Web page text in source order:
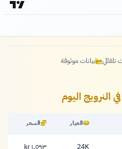
تلقائي بيانات موثوقة
النرويج اليوم
العيار السعر
24K